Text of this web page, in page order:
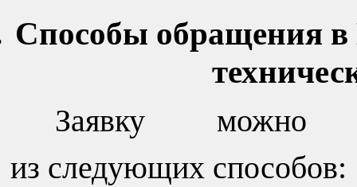
Способы обращения
Заявку можно
из следующих способов: